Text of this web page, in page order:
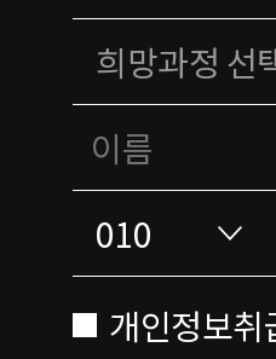
개인정보취